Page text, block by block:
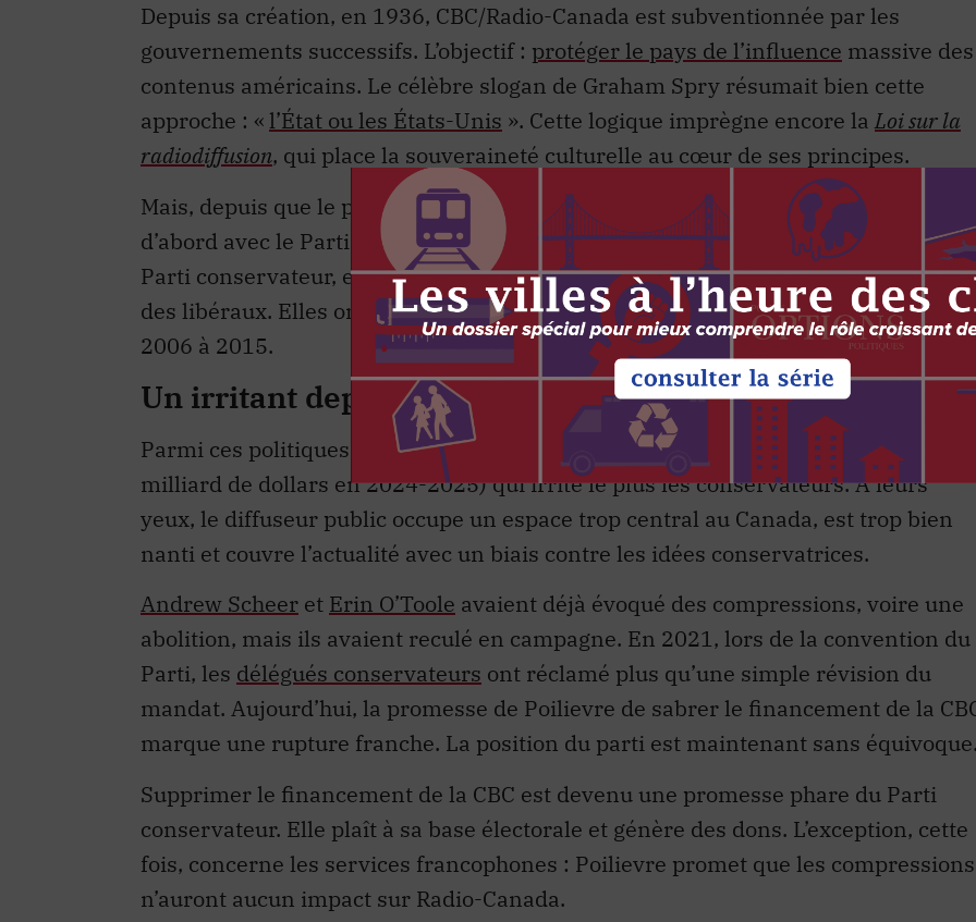
Depuis sa création, en 1936, CBC/Radio-Canada est subventionnée par les
gouvernements successifs. L’objectif : protéger le pays de l’influence massive des
contenus américains. Le célèbre slogan de Graham Spry résumait bien cette
approche : « l’État ou les États-Unis ». Cette logique imprègne encore la Loi sur la
radiodiffusion, qui place la souveraineté culturelle au cœur de ses principes.
Mais, depuis que le pouvoir conservateur s’est déplacé vers l’Ouest et la droite,
d’abord avec le Parti réformiste, dans les années 1990, puis avec la refonte du
Parti conservateur, en 2003, les politiques culturelles sont devenues l’apanage
des libéraux. Elles ont été maintenues à contrecœur sous Stephen Harper, de
2006 à 2015.
Un irritant depuis toujours pour les conservateurs
Parmi ces politiques, c’est le financement public de CBC/Radio-Canada (1,4
milliard de dollars en 2024-2025) qui irrite le plus les conservateurs. À leurs
yeux, le diffuseur public occupe un espace trop central au Canada, est trop bien
nanti et couvre l’actualité avec un biais contre les idées conservatrices.
Andrew Scheer et Erin O’Toole avaient déjà évoqué des compressions, voire une
abolition, mais ils avaient reculé en campagne. En 2021, lors de la convention du
Parti, les délégués conservateurs ont réclamé plus qu’une simple révision du
mandat. Aujourd’hui, la promesse de Poilievre de sabrer le financement de la
marque une rupture franche. La position du parti est maintenant sans
Supprimer le financement de la CBC est devenu une promesse phare du Parti
conservateur. Elle plaît à sa base électorale et génère des dons. L’exception, cette
fois, concerne les services francophones : Poilievre promet que les compressions
n’auront aucun impact sur Radio-Canada.